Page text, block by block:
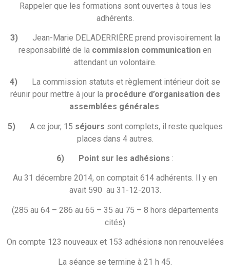
Rappeler que les formations sont ouvertes à tous les
adhérents.
3) Jean-Marie DELADERRIÈRE prend provisoirement la
responsabilité de la commission communication en
attendant un volontaire.
4)
La commission statuts et règlement intérieur doit se
réunir pour mettre à jour la procédure d’organisation des
assemblées générales.
5) A ce jour, 15 séjours sont complets, il reste quelques
places dans 4 autres.
6) Point sur les adhésions :
Au 31 décembre 2014, on comptait 614 adhérents. Il y en
avait 590 au 31-12-2013.
(285 au 64 – 286 au 65 – 35 au 75 – 8 hors départements
cités)
On compte 123 nouveaux et 153 adhésions non renouvelées
La séance se termine à 21 h 45.